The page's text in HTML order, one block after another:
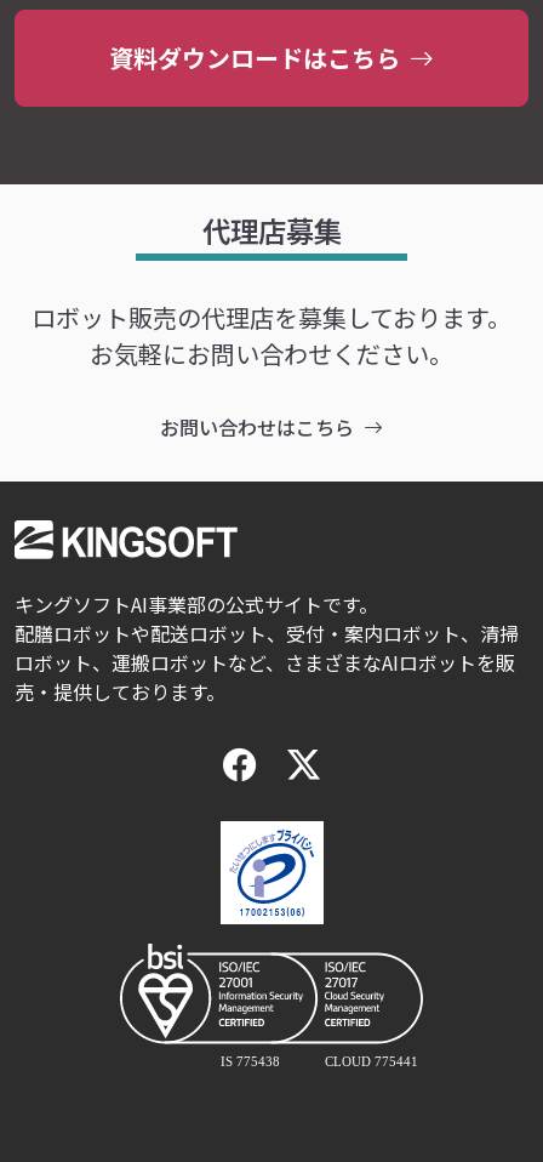
資料ダウンロードはこちら
代理店募集
ロボット販売の代理店を募集しております。
お気軽にお問い合わせください。
お問い合わせはこちら
キングソフトAI事業部の公式サイトです。
配膳ロボットや配送ロボット、受付・案内ロボット、清掃
ロボット、運搬ロボットなど、さまざまなAIロボットを販
売・提供しております。